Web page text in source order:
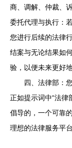
商、调解、仲裁、
委托代理与执行：
您进行后续的法律
结案与无论结果如
验，以便未来更好
四、法律部：
正如提示词中“法律
倡导的，一个可靠
理想的法律服务平